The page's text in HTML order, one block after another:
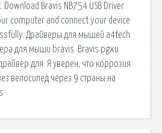
Download Bravis NB754 USB Driver
computer and connect your device
Драйверы для мышей a4tech
для мыши bravis. Bravis pgxu
для. Я уверен, что коррозия
велосипед через 9 страны на